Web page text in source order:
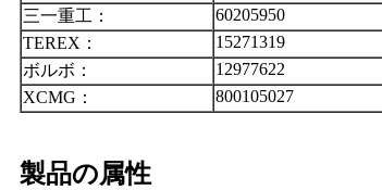
三一重工：
60205950
TEREX：
15271319
ボルボ：
12977622
XCMG：
800105027
製品の属性